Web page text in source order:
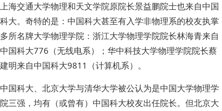
上海交通大学物理和天文学院原院长景益鹏院士也来自中国
科大。奇特的是：中国科大甚至有入学非物理系的校友执掌
多所名牌大学物理学院：浙江大学物理学院院长林海青来自
中国科大776（无线电系）；华中科技大学物理学院院长蔡
建明来自中国科大9811（计算机系）。
中国科大、北京大学与清华大学被公认为是中国大学物理学
院三强，均有（或曾有）中国科大校友出任院长。但北京大